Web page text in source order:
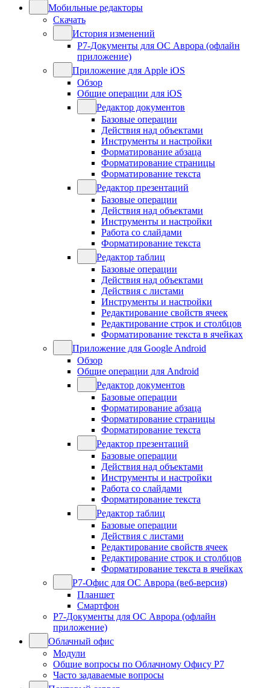
Мобильные редакторы
Скачать
История изменений
Р7-Документы для ОС Аврора (офлайн
приложение)
Приложение для Apple iOS
Обзор
Общие операции для iOS
Редактор документов
Базовые операции
Действия над объектами
Инструменты и настройки
Форматирование абзаца
Форматирование страницы
Форматирование текста
Редактор презентаций
Базовые операции
Действия над объектами
Инструменты и настройки
Работа со слайдами
Форматирование текста
Редактор таблиц
Базовые операции
Действия над объектами
Действия с листами
Инструменты и настройки
Редактирование свойств ячеек
Редактирование строк и столбцов
Форматирование текста в ячейках
Приложение для Google Android
Обзор
Общие операции для Android
Редактор документов
Базовые операции
Форматирование абзаца
Форматирование страницы
Форматирование текста
Редактор презентаций
Базовые операции
Действия над объектами
Инструменты и настройки
Работа со слайдами
Форматирование текста
Редактор таблиц
Базовые операции
Действия с листами
Редактирование свойств ячеек
Редактирование строк и столбцов
Форматирование текста в ячейках
Р7-Офис для ОС Аврора (веб-версия)
Планшет
Смартфон
Р7-Документы для ОС Аврора (офлайн
приложение)
Облачный офис
Модули
Общие вопросы по Облачному Офису Р7
Часто задаваемые вопросы